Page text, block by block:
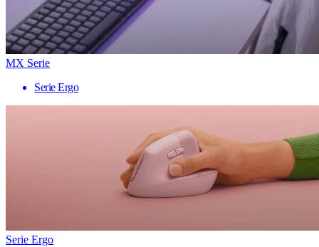
MX Serie
Serie Ergo
Serie Ergo